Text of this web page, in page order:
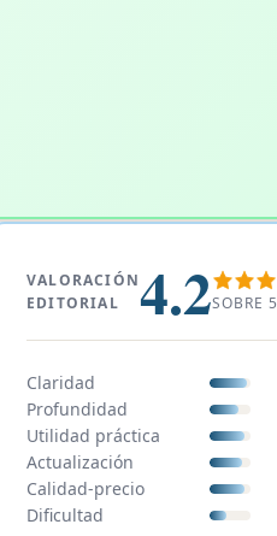
VALORACIÓN
EDITORIAL
4.2SOBRE 5
Claridad
Profundidad
Utilidad práctica
Actualización
Calidad-precio
Dificultad